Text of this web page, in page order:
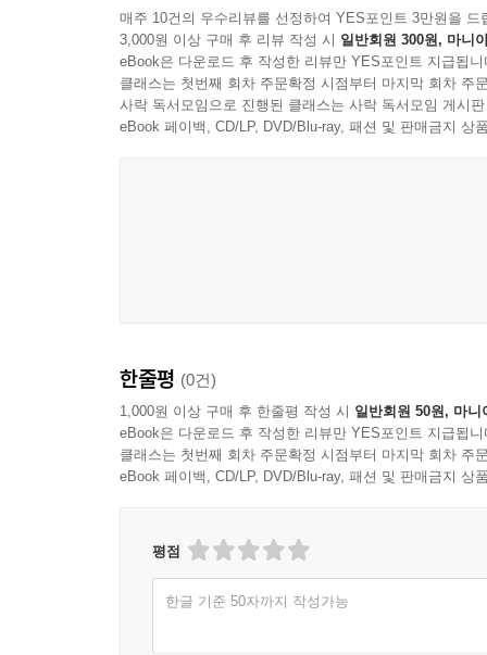
9장 정신과학과 ‘자기’ 이해―한스-게오르크 가다머
9.1 정신과학과 해석학
9.1.1 다시 묻는 정신과학이 갈 길
10장 인간, 자연 안에 갇힌 영혼
근대 과학은 존재와 인식에 대한 고대 형이상
표상되었기에 현상을 보편법칙에 포섭하는 ‘설명
수 있었다. 17세기 이후 인류의 학문사는 보편법
이 성공과 성공의 부산물이 가져온 효용이 너무
없으며, 과학이 제공해 준 보편성의 인식은 인식
일부로서의 인간을 설명, 예측, 지배하는 길이
정신과학의 물음은 단 하나다. “나는 누구이고 또
이상인 인간’이 ‘자연과학이 아닌 정신과학’을 하
자연과학의 성공과 정신과학의 위기의 배후에
자유로운 영혼과 같은 것을 위한 자리는 전혀
할수록 그리고 정신과학이 위축되면 될수록, 이
매주 10건의 우수리뷰를 선정하여 YES포인트 3만원을 드
3,000원 이상 구매 후 리뷰 작성 시 일반회원 300원, 마니
eBook은 다운로드 후 작성한 리뷰만 YES포인트 지급됩니
클래스는 첫번째 회차 주문확정 시점부터 마지막 회차 주
사락 독서모임으로 진행된 클래스는 사락 독서모임 게시
eBook 페이백, CD/LP, DVD/Blu-ray, 패션 및 판매금지 상
한줄평 (0건)
1,000원 이상 구매 후 한줄평 작성 시 일반회원 50원, 마니
eBook은 다운로드 후 작성한 리뷰만 YES포인트 지급됩니
클래스는 첫번째 회차 주문확정 시점부터 마지막 회차 주
eBook 페이백, CD/LP, DVD/Blu-ray, 패션 및 판매금지 상
평점
한글 기준 50자까지 작성가능